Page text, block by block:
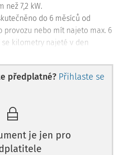
než 7,2 kW.
do 6 měsíců od
provozu nebo mít najeto max. 6
kilometry najeté v den
ke dni uskutečnění dodání
předplatné? Přihlaste se
je jen pro